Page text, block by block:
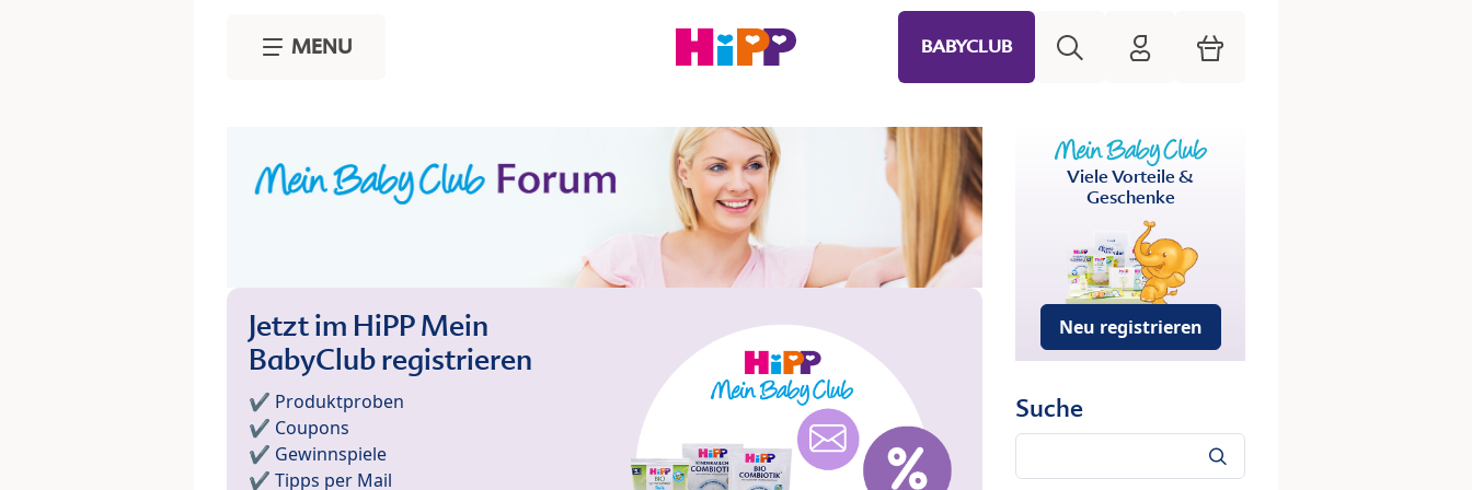
MENU BABYCLUB HiPP Mein Babyclub
Warenkorb
Jetzt im HiPP Mein
BabyClub registrieren
✔️ Produktproben
✔️ Coupons
✔️ Gewinnspiele
✔️ Tipps per Mail
Viele Vorteile &
Geschenke
Neu registrieren
Suche